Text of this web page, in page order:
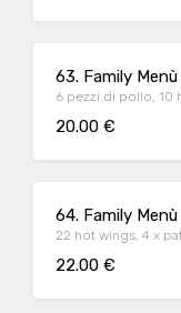
63. Family Menù
6 pezzi di pollo, 10
20.00 €
64. Family Menù
22 hot wings, 4 x
22.00 €